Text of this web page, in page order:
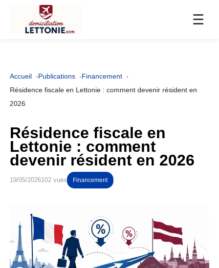
☰
Accueil Publications
Financement
Résidence fiscale en Lettonie : comment devenir résident en
2026
Résidence fiscale en
Lettonie : comment
devenir résident en 2026
19/05/2026102 vues Financement